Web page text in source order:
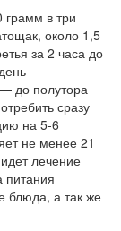
грамм в три
около 1,5
за 2 часа до
до полутора
сразу
на 5-6
не менее 21
лечение
питания
блюда, а так же